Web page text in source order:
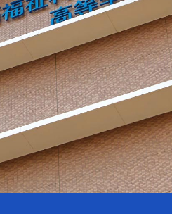
スクール・ポリシー
夢と志の結実
特別進学Ⅱコース
卒業生メッセージ
進路実績
オープンキャンパス